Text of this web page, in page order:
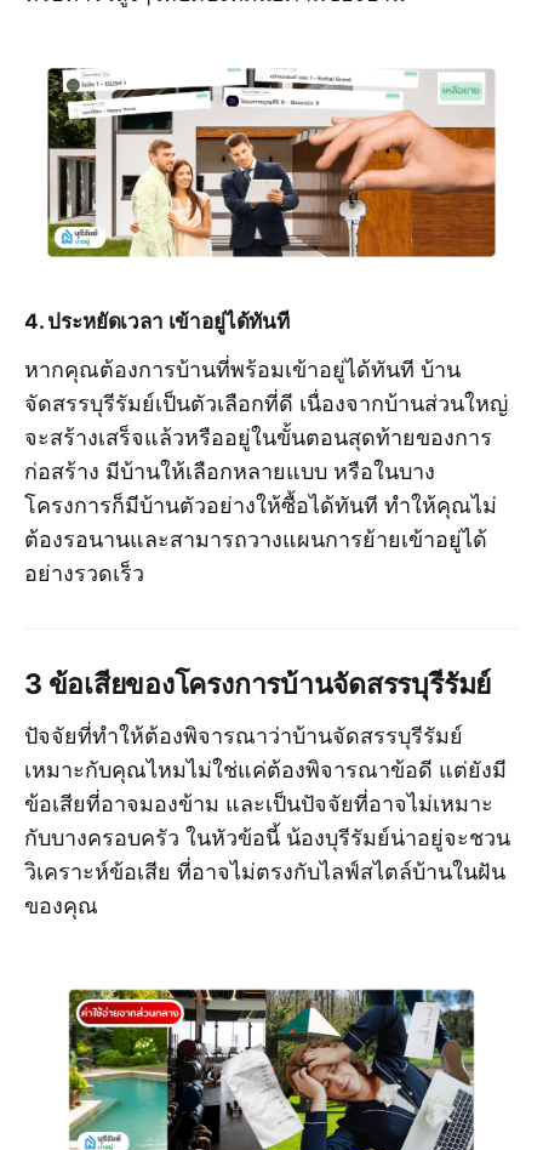
4. ประหยัดเวลา เข้าอยู่ได้ทันที
หากคุณต้องการบ้านที่พร้อมเข้าอยู่ได้ทันที บ้าน
จัดสรรบุรีรัมย์เป็นตัวเลือกที่ดี เนื่องจากบ้านส่วนใหญ่
จะสร้างเสร็จแล้วหรืออยู่ในขั้นตอนสุดท้ายของการ
ก่อสร้าง มีบ้านให้เลือกหลายแบบ หรือในบาง
โครงการก็มีบ้านตัวอย่างให้ซื้อได้ทันที ทำให้คุณไม่
ต้องรอนานและสามารถวางแผนการย้ายเข้าอยู่ได้
อย่างรวดเร็ว
3 ข้อเสียของโครงการบ้านจัดสรรบุรีรัมย์
ปัจจัยที่ทำให้ต้องพิจารณาว่าบ้านจัดสรรบุรีรัมย์
เหมาะกับคุณไหมไม่ใช่แค่ต้องพิจารณาข้อดี แต่ยังมี
ข้อเสียที่อาจมองข้าม และเป็นปัจจัยที่อาจไม่เหมาะ
กับบางครอบครัว ในหัวข้อนี้ น้องบุรีรัมย์น่าอยู่จะชวน
วิเคราะห์ข้อเสีย ที่อาจไม่ตรงกับไลฟ์สไตล์บ้านในฝัน
ของคุณ